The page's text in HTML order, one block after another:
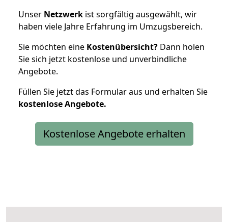
Unser Netzwerk ist sorgfältig ausgewählt, wir
haben viele Jahre Erfahrung im Umzugsbereich.
Sie möchten eine Kostenübersicht? Dann holen
Sie sich jetzt kostenlose und unverbindliche
Angebote.
Füllen Sie jetzt das Formular aus und erhalten Sie
kostenloseAngebote.
Kostenlose Angebote erhalten